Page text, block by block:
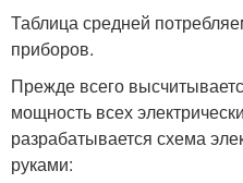
Таблица средней
приборов.
Прежде всего
мощность всех
разрабатывается схема
руками: